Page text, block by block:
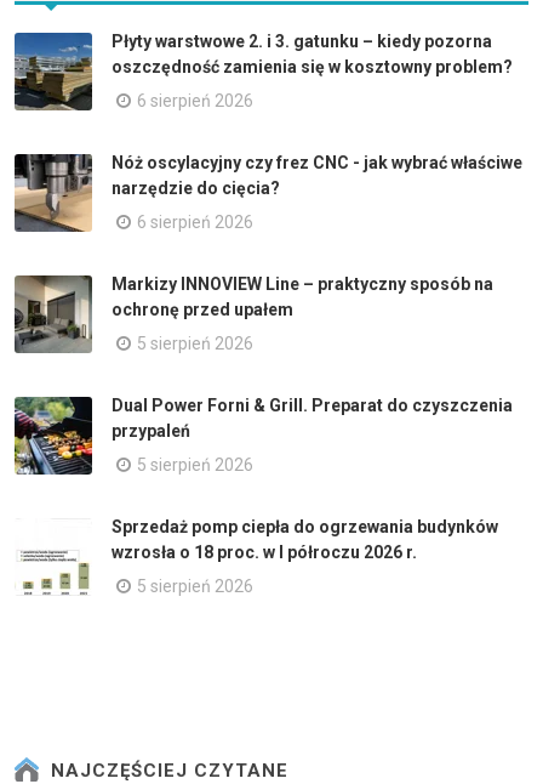
Płyty warstwowe 2. i 3. gatunku – kiedy pozorna
oszczędność zamienia się w kosztowny problem?
6 sierpień 2026
Nóż oscylacyjny czy frez CNC - jak wybrać właściwe
narzędzie do cięcia?
6 sierpień 2026
Markizy INNOVIEW Line – praktyczny sposób na
ochronę przed upałem
5 sierpień 2026
Dual Power Forni & Grill. Preparat do czyszczenia
przypaleń
5 sierpień 2026
Sprzedaż pomp ciepła do ogrzewania budynków
wzrosła o 18 proc. w I półroczu 2026 r.
5 sierpień 2026
NAJCZĘŚCIEJ CZYTANE